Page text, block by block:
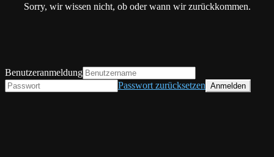
Sorry, wir wissen nicht, ob oder wann wir zurückkommen.
Benutzeranmeldung
Passwort zurücksetzen